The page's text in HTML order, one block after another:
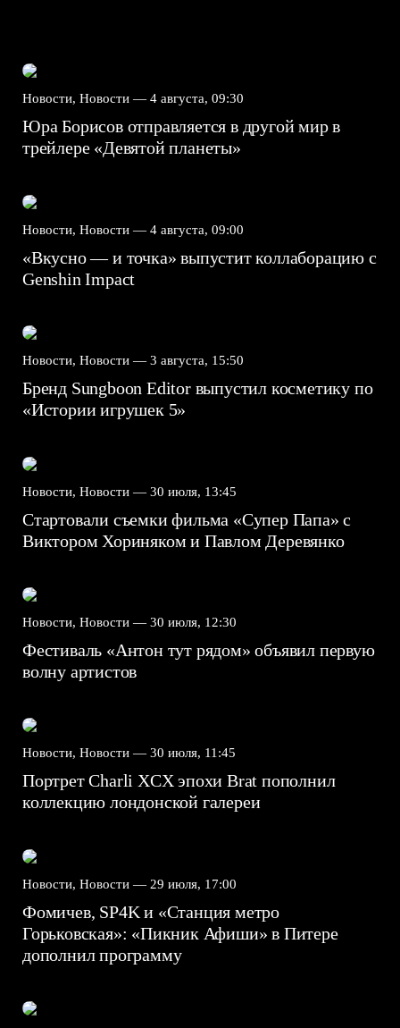
Новости, Новости — 4 августа, 09:30
Юра Борисов отправляется в другой мир в
трейлере «Девятой планеты»
Новости, Новости — 4 августа, 09:00
«Вкусно — и точка» выпустит коллаборацию с
Genshin Impact⁠⁠
Новости, Новости — 3 августа, 15:50
Бренд Sungboon Editor выпустил косметику по
«Истории игрушек 5»
Новости, Новости — 30 июля, 13:45
Стартовали съемки фильма «Супер Папа» с
Виктором Хориняком и Павлом Деревянко
Новости, Новости — 30 июля, 12:30
Фестиваль «Антон тут рядом» объявил первую
волну артистов
Новости, Новости — 30 июля, 11:45
Портрет Charli XCX эпохи Brat пополнил
коллекцию лондонской галереи
Новости, Новости — 29 июля, 17:00
Фомичев, SP4K и «Станция метро
Горьковская»: «Пикник Афиши» в Питере
дополнил программу